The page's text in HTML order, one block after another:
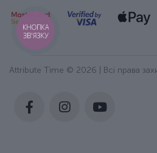
Attribute Time © 2026 | Всі права
КНОПКА
ЗВ'ЯЗКУ